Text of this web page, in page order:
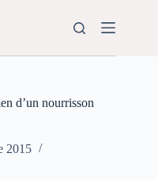
d’un nourrisson
2015